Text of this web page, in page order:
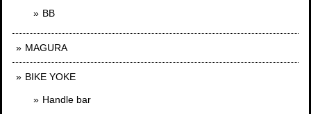
BB
MAGURA
BIKE YOKE
Handle bar